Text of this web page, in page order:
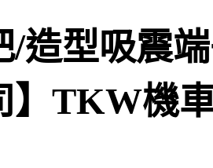
/造型吸震
】TKW機